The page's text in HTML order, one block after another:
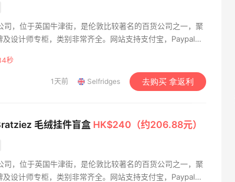
，位于英国牛津街，是伦敦比较著名的百货公司之一，聚
设计师专柜，类别非常齐全。网站支持支付宝，Paypal和
计划。配送至中国一般5个工作日可到货，自动扣除
国内关税。提供28日内无理由退货服务。此外，比较近推出
消费，可以使用简体中文浏览和选购。 Reselfridges的产品
、产品续装、维修保养等多元服务。 加入Selfridges+会
日免费送达。
秒
1天前 Selfridges 去购买 拿返利
毛绒挂件盲盒 HK$240（约206.88元）
，位于英国牛津街，是伦敦比较著名的百货公司之一，聚
设计师专柜，类别非常齐全。网站支持支付宝，Paypal和
Tory Burch、拉夫劳伦等
每满$100返$25礼卡
62人获得返利